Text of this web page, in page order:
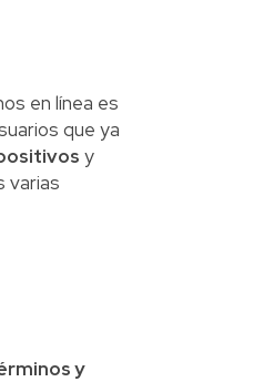
en línea es
que ya
y
varias
y